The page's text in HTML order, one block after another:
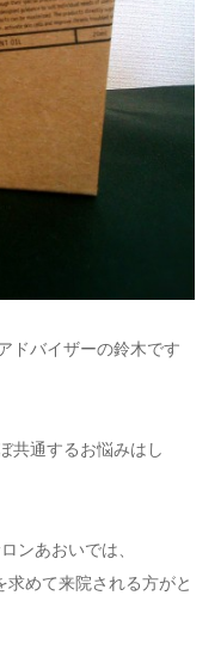
ドバイザーの鈴木です
共通するお悩みはし
ンあおいでは、
求めて来院される方がと